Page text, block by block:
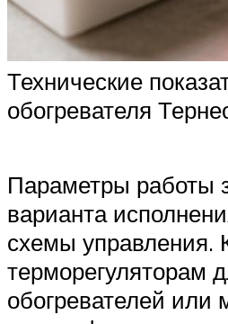
Технические
обогревателя
Параметры работы
варианта
схемы управления.
терморегуляторам
обогревателей или